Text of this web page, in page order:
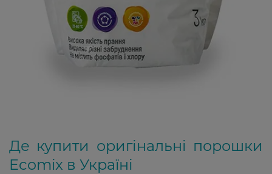
Де купити оригінальні порошки
Ecomix в Україні